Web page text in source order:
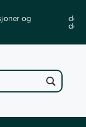
og
de
de